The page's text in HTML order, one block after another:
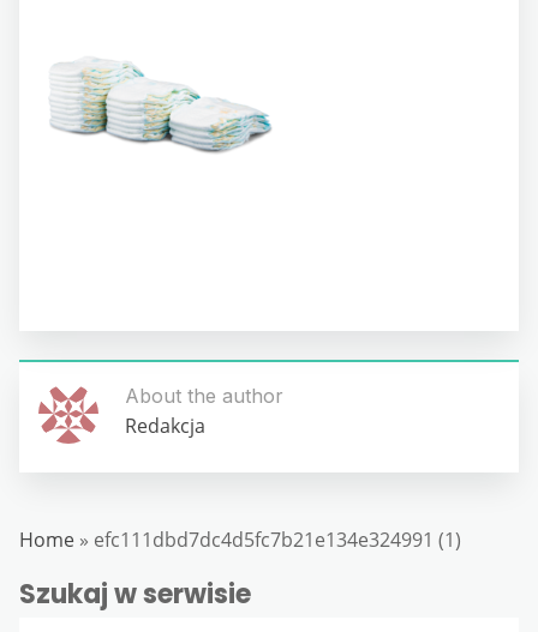
About the author
Redakcja
Home » efc111dbd7dc4d5fc7b21e134e324991 (1)
Szukaj w serwisie